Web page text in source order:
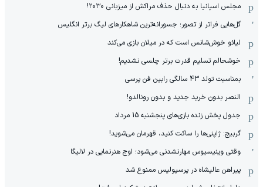
مجلس اسپانیا به دنبال حذف مراکش از میزبانی ۲۰۳۰!
گل‌هایی فراتر از تصور؛ جسورانه‌ترین شاهکارهای لیگ برتر انگلیس
لیائو خوش‌شانس است که در میلان بازی می‌کند
خوشحالم تسلیم قدرت برتر چلسی نشدیم!
بمناسبت تولد 43 سالگی رابین فن پرسی
النصر بدون خرید جدید و بدون رونالدو!
جدول پخش زنده بازی‌های پنجشنبه 15 مرداد
گربیج: ژاپنی‌ها را ساکت کنید، قهرمان می‌شوید!
وقتی وینیسیوس مهارنشدنی می‌شود؛ اوج هنرنمایی در لالیگا
پیراهن عالیشاه در پرسپولیس ممنوع شد